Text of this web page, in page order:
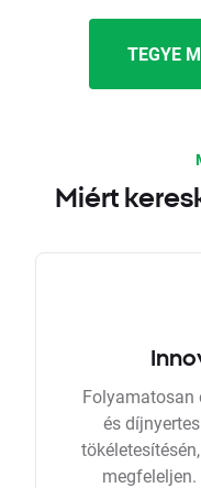
TEGYE
Miért
Folyamatosan
és